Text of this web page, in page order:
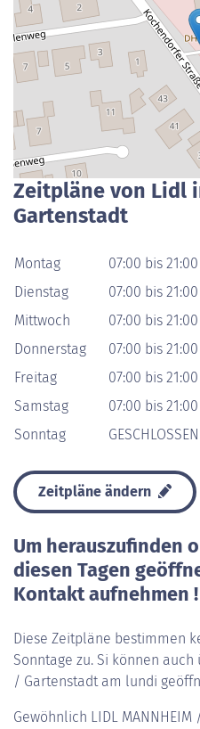
Zeitpläne von Lidl
Gartenstadt
Montag
07:00 bis
Dienstag
07:00 bis
Mittwoch
07:00 bis
Donnerstag
07:00 bis
Freitag
07:00 bis
Samstag
07:00 bis
Sonntag
GESCHLOSSEN
Zeitpläne ändern
Um herauszufinden
diesen Tagen
Kontakt aufnehmen !
Diese Zeitpläne bestimmen
Sonntage zu. Si können
/ Gartenstadt am lundi
Gewöhnlich LIDL MANNHEIM